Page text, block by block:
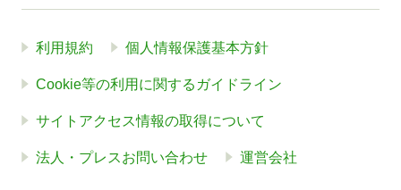
利用規約 個人情報保護基本方針
Cookie等の利用に関するガイドライン
サイトアクセス情報の取得について
法人・プレスお問い合わせ 運営会社